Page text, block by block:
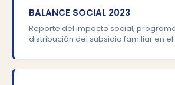
BALANCE SOCIAL 2023
Reporte del impacto social,
distribución del subsidio familiar en